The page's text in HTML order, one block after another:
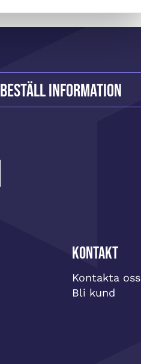
Beställ information
Kontakt
Kontakta oss
Bli kund